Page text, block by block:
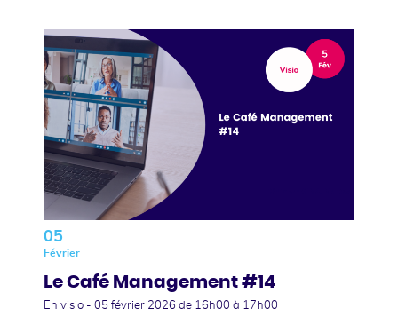
05
Février
Le Café Management #14
En visio - 05 février 2026 de 16h00 à 17h00